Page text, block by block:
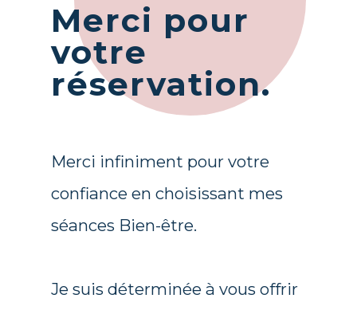
Merci pour
votre
réservation.
Merci infiniment pour votre
confiance en choisissant mes
séances Bien-être.
Je suis déterminée à vous offrir